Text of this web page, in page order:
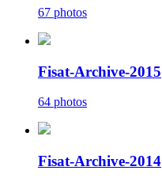
67 photos
Fisat-Archive-2015
64 photos
Fisat-Archive-2014